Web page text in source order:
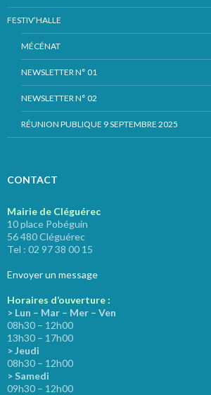
FESTIV’HALLE
MÉCÉNAT
NEWSLETTER N° 01
NEWSLETTER N° 02
RÉUNION PUBLIQUE 9 SEPTEMBRE 2025
CONTACT
Mairie de Cléguérec
10 place Pobéguin
56 480 Cléguérec
Tel : 02 97 38 00 15
Envoyer un message
Horaires d’ouverture :
> Lun – Mar – Mer – Ven
08h30 – 12h00
13h30 – 17h00
> Jeudi
08h30 – 12h00
> Samedi
09h30 – 12h00